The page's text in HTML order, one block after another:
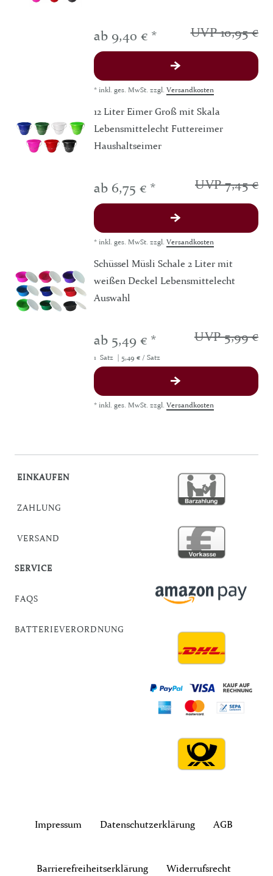
UVP 10,95 €
ab 9,40 € *
* inkl. ges. MwSt. zzgl. Versandkosten
12 Liter Eimer Groß mit Skala
Lebensmittelecht Futtereimer
Haushaltseimer
UVP 7,45 €
ab 6,75 € *
* inkl. ges. MwSt. zzgl. Versandkosten
Schüssel Müsli Schale 2 Liter mit
weißen Deckel Lebensmittelecht
Auswahl
UVP 5,99 €
ab 5,49 € *
1 Satz | 5,49 € / Satz
* inkl. ges. MwSt. zzgl. Versandkosten
EINKAUFEN
ZAHLUNG
VERSAND
SERVICE
FAQS
BATTERIEVERORDNUNG
Impressum Daten­schutz­erklärung AGB
Barrierefreiheitserklärung Widerrufs­recht